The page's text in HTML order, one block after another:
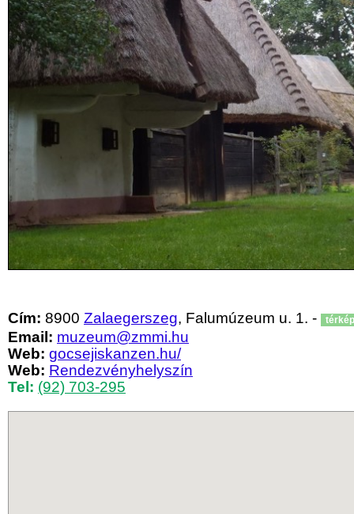
Cím: 8900 Zalaegerszeg, Falumúzeum u. 1. - térkép
Email: muzeum@zmmi.hu
Web: gocsejiskanzen.hu/
Web: Rendezvényhelyszín
Tel: (92) 703-295